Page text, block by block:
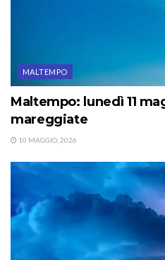
MALTEMPO
Maltempo: lunedì 11
mareggiate
10 MAGGIO, 2026